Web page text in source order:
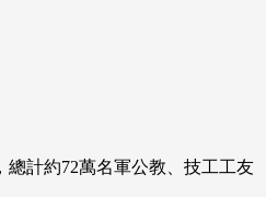
總計約72萬名軍公教、技工工友